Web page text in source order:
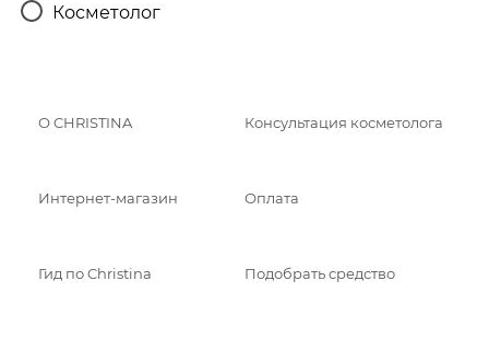
Косметолог
О CHRISTINA Консультация косметолога
Интернет-магазин Оплата
Гид по Christina Подобрать средство